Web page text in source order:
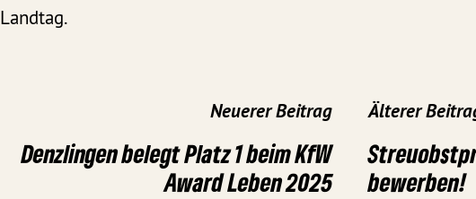
Landtag.
Neuerer Beitrag
Denzlingen belegt Platz 1 beim KfW
Award Leben 2025
Älterer
bewerben!